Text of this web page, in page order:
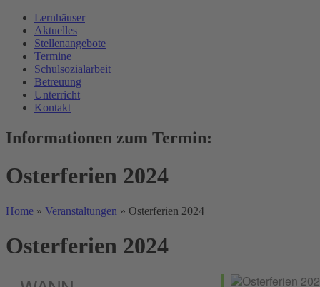
Lernhäuser
Aktuelles
Stellenangebote
Termine
Schulsozialarbeit
Betreuung
Unterricht
Kontakt
Informationen zum Termin:
Osterferien 2024
Home » Veranstaltungen » Osterferien 2024
Osterferien 2024